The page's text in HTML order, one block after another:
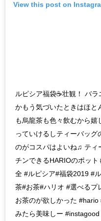
View this post on
ルピシア福袋☕壮観！ バ
かもう気づいたときはほと
も烏龍茶も色々飲むから
っていけるしティーバッ
のがコスパはよいね♫ ティ
チンできるHARIOのポッ
全 #ルピシア#福袋2019 #
茶#お茶#ハリオ #選べるプ
お茶のが欲しかった
みたら美味しー